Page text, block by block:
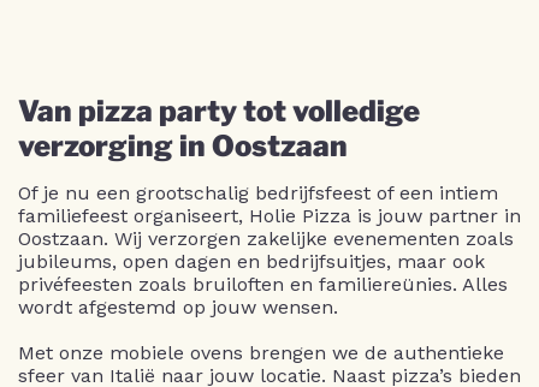
Van pizza party tot volledige
verzorging in Oostzaan
Of je nu een grootschalig bedrijfsfeest of een intiem
familiefeest organiseert, Holie Pizza is jouw partner in
Oostzaan. Wij verzorgen zakelijke evenementen zoals
jubileums, open dagen en bedrijfsuitjes, maar ook
privéfeesten zoals bruiloften en familiereünies. Alles
wordt afgestemd op jouw wensen.
Met onze mobiele ovens brengen we de authentieke
sfeer van Italië naar jouw locatie. Naast pizza’s bieden